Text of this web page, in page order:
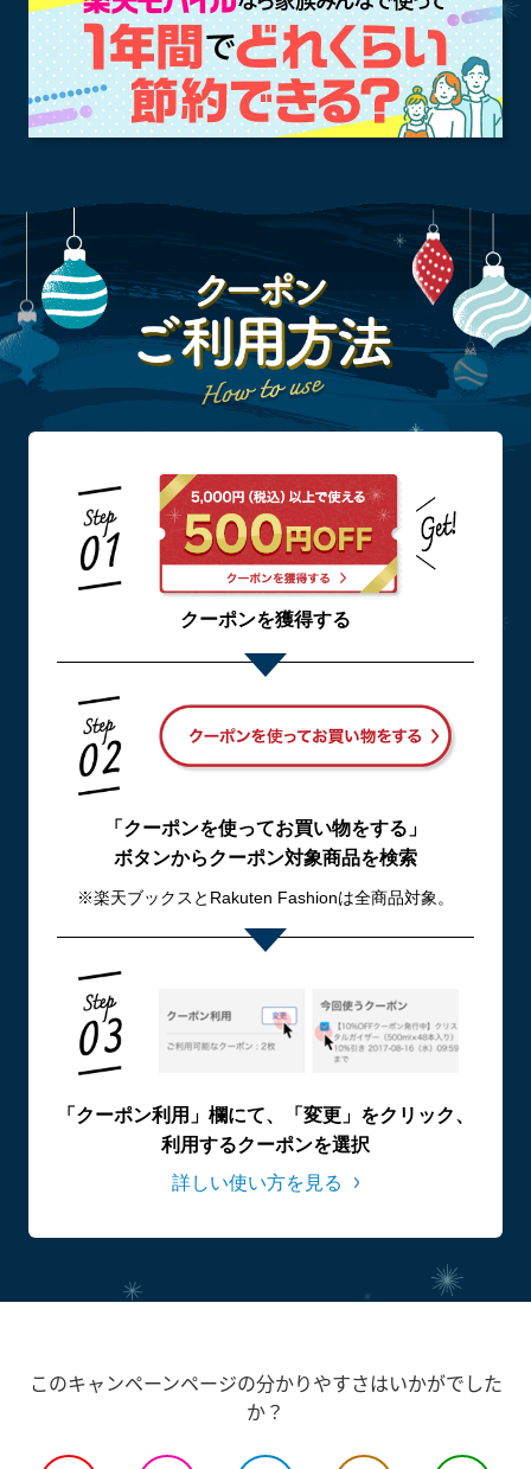
クーポンを獲得する
「クーポンを使ってお買い物をする」
ボタンからクーポン対象商品を検索
※楽天ブックスとRakuten Fashionは全商品対象。
「クーポン利用」欄にて、「変更」をクリック、
利用するクーポンを選択
詳しい使い方を見る
このキャンペーンページの分かりやすさはいかがでした
か？